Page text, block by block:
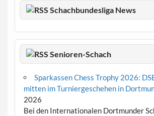
Schachbundesliga News
Senioren-Schach
Sparkassen Chess Trophy 2026:
mitten im Turniergeschehen in
2026
Bei den Internationalen Dortmunder